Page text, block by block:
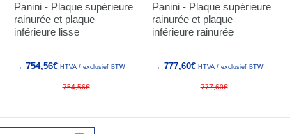
Panini - Plaque supérieure
rainurée et plaque
inférieure lisse
→ 754,56€ HTVA / exclusief BTW
754,56€
Panini - Plaque supérieure
rainurée et plaque
inférieure rainurée
→ 777,60€ HTVA / exclusief BTW
777,60€